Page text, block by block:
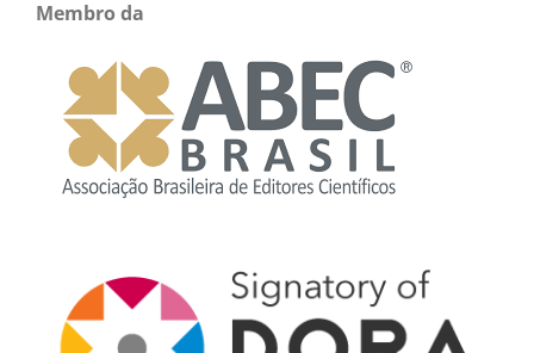
Membro da